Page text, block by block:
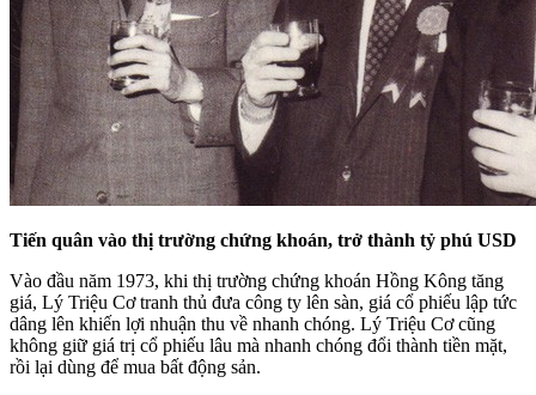
Tiến quân vào thị trường chứng khoán, trở thành tỷ phú USD
Vào đầu năm 1973, khi thị trường chứng khoán Hồng Kông tăng
giá, Lý Triệu Cơ tranh thủ đưa công ty lên sàn, giá cổ phiếu lập tức
dâng lên khiến lợi nhuận thu về nhanh chóng. Lý Triệu Cơ cũng
không giữ giá trị cổ phiếu lâu mà nhanh chóng đổi thành tiền mặt,
rồi lại dùng để mua bất động sản.